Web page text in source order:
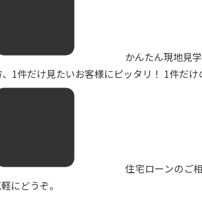
かんたん現地見
1件だけ見たいお客様にピッタリ！ 1件だけ
住宅ローンのご
にどうぞ。